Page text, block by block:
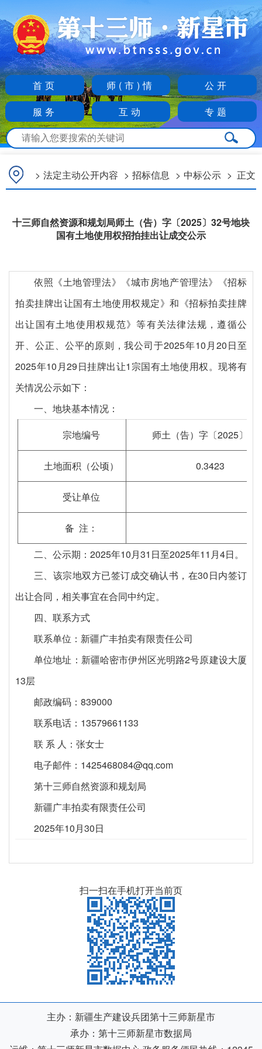
首页 师(市)情
公开
服务
互动 专题
> 法定主动公开内容 > 招标信息 > 中标公示 > 正文
十三师自然资源和规划局师土（告）字〔2025〕32号地块
国有土地使用权招拍挂出让成交公示
依照《土地管理法》《城市房地产管理法》《招标
拍卖挂牌出让国有土地使用权规定》和《招标拍卖挂牌
出让国有土地使用权规范》等有关法律法规，遵循公
开、公正、公平的原则，我公司于2025年10月20日至
2025年10月29日挂牌出让1宗国有土地使用权。现将有
关情况公示如下：
一、地块基本情况：
宗地编号
师土（告）字〔2025〕32
土地面积（公顷） 0.3423
受让单位
备 注：
二、公示期：2025年10月31日至2025年11月4日。
三、该宗地双方已签订成交确认书，在30日内签订
出让合同，相关事宜在合同中约定。
四、联系方式
联系单位：新疆广丰拍卖有限责任公司
单位地址： 新疆哈密市伊州区光明路2号原建设大厦
13层
邮政编码： 839000
联系电话：13579661133
联 系 人：张女士
电子邮件： 1425468084@qq.com
第十三师自然资源和规划局
新疆广丰拍卖有限责任公司
2025年10月30日
扫一扫在手机打开当前页
主办：新疆生产建设兵团第十三师新星市
承办：第十三师新星市数据局